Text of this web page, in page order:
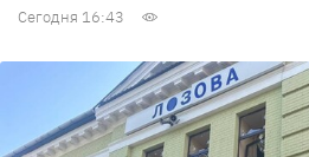
Сегодня 16:43